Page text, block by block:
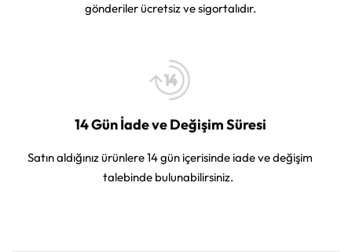
gönderiler ücretsiz ve sigortalıdır.
14 Gün İade ve Değişim Süresi
Satın aldığınız ürünlere 14 gün içerisinde iade ve değişim
talebinde bulunabilirsiniz.